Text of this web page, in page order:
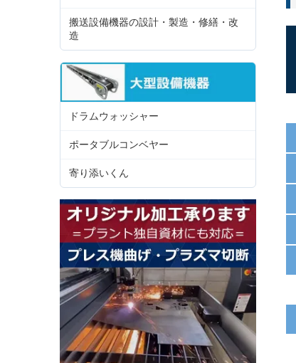
搬送設備機器の設計・製造・修繕・改
造
ドラムウォッシャー
ポータブルコンベヤー
寄り添いくん